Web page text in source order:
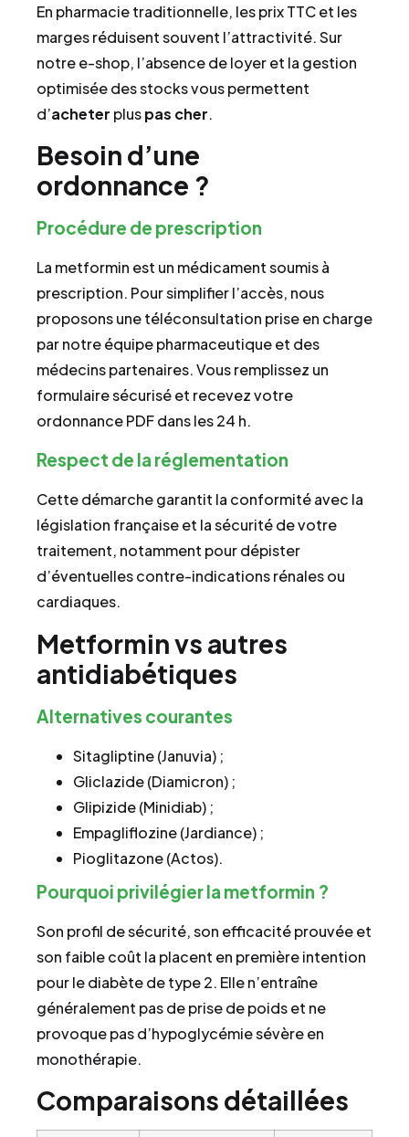
En pharmacie traditionnelle, les prix TTC et les
marges réduisent souvent l’attractivité. Sur
notre e-shop, l’absence de loyer et la gestion
optimisée des stocks vous permettent
d’acheter pluspas cher.
Besoin d’une
ordonnance ?
Procédure de prescription
La metformin est un médicament soumis à
prescription. Pour simplifier l’accès, nous
proposons une téléconsultation prise en charge
par notre équipe pharmaceutique et des
médecins partenaires. Vous remplissez un
formulaire sécurisé et recevez votre
ordonnance PDF dans les 24 h.
Respect de la réglementation
Cette démarche garantit la conformité avec la
législation française et la sécurité de votre
traitement, notamment pour dépister
d’éventuelles contre-indications rénales ou
cardiaques.
Metformin vs autres
antidiabétiques
Alternatives courantes
Sitagliptine (Januvia) ;
Gliclazide (Diamicron) ;
Glipizide (Minidiab) ;
Empagliflozine (Jardiance) ;
Pioglitazone (Actos).
Pourquoi privilégier la metformin ?
Son profil de sécurité, son efficacité prouvée et
son faible coût la placent en première intention
pour le diabète de type 2. Elle n’entraîne
généralement pas de prise de poids et ne
provoque pas d’hypoglycémie sévère en
monothérapie.
Comparaisons détaillées